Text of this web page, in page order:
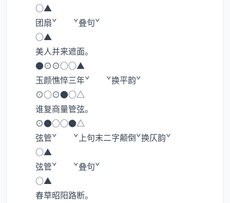
○▲
团扇ˇ ˇ叠句ˇ
○▲
美人并来遮面。
●⊙⊙○○▲
玉颜憔悴三年ˇ ˇ换平韵ˇ
⊙○⊙●○△
谁复商量管弦。
⊙●○○●△
弦管ˇ ˇ上句末二字颠倒ˇ换仄韵ˇ
○▲
弦管ˇ ˇ叠句ˇ
○▲
春草昭阳路断。